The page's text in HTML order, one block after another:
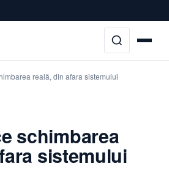
reală, din afara sistemului
schimbarea
sistemului